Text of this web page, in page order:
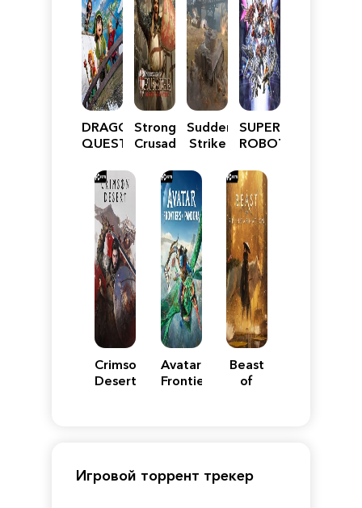
DRAGON
QUEST
Reimagined
Stronghold
Crusader:
Edition
Sudden
Strike
SUPER
ROBOT
Y
Crimson
Desert
Avatar:
Frontiers
Beast
of
Игровой торрент трекер